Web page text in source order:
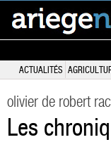
ACTUALITÉS
olivier de robert
Les